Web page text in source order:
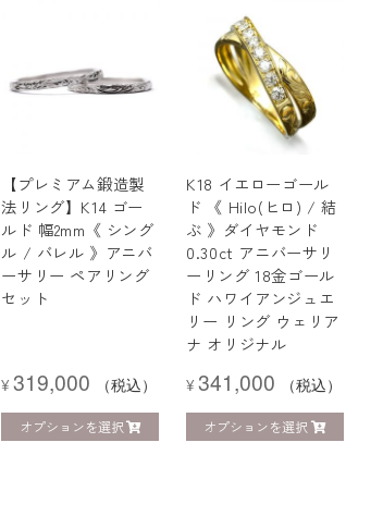
【プレミアム鍛造製
法リング】K14 ゴー
ルド 幅2mm《 シング
ル / バレル 》アニバ
ーサリー ペアリング
セット
¥ 319,000 （税込）
オプションを選択
K18 イエローゴール
ド 《 Hilo(ヒロ) / 結
ぶ 》ダイヤモンド
0.30ct アニバーサリ
ーリング 18金ゴール
ド ハワイアンジュエ
リー リング ウェリア
ナ オリジナル
¥ 341,000 （税込）
オプションを選択